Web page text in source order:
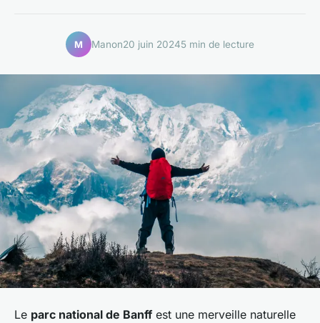
M Manon20 juin 20245 min de lecture
Le parc national de Banff est une merveille naturelle